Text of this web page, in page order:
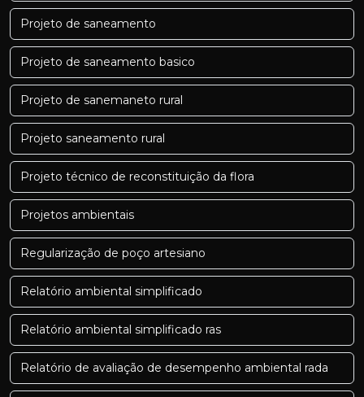
Projeto de saneamento
Projeto de saneamento basico
Projeto de sanemaneto rural
Projeto saneamento rural
Projeto técnico de reconstituição da flora
Projetos ambientais
Regularização de poço artesiano
Relatório ambiental simplificado
Relatório ambiental simplificado ras
Relatório de avaliação de desempenho ambiental rada